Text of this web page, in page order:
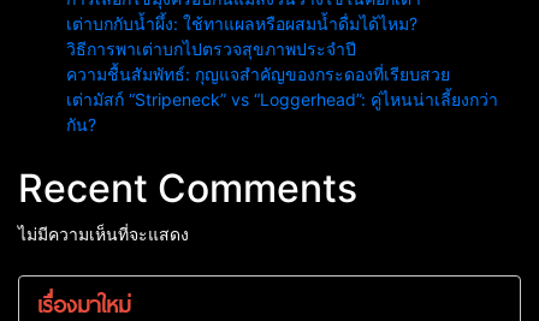
เต่าบกกับน้ำผึ้ง: ใช้ทาแผลหรือผสมน้ำดื่มได้ไหม?
วิธีการพาเต่าบกไปตรวจสุขภาพประจำปี
ความชื้นสัมพัทธ์: กุญแจสำคัญของกระดองที่เรียบสวย
เต่ามัสก์ “Stripeneck” vs “Loggerhead”: คู่ไหนน่าเลี้ยงกว่า
กัน?
Recent Comments
ไม่มีความเห็นที่จะแสดง
เรื่องมาใหม่